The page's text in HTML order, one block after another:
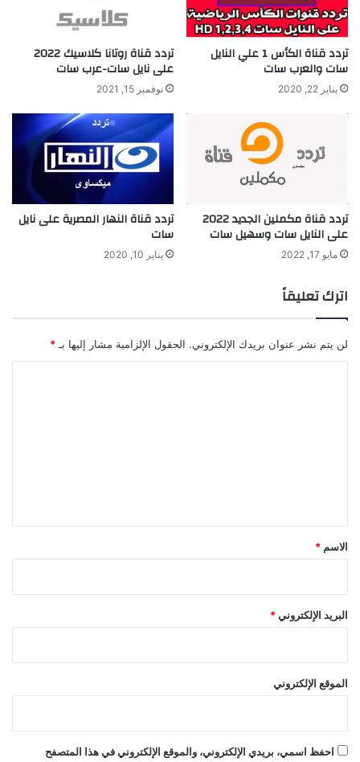
تردد قناة الكأس 1 علي النايل
سات والعرب سات
يناير 22, 2020
تردد قناة روتانا كلاسيك 2022
على نايل سات-عرب سات
نوفمبر 15, 2021
تردد قناة مكملين الجديد 2022
على النايل سات وسهيل سات
مايو 17, 2022
تردد قناة النهار المصرية على نايل
سات
يناير 10, 2020
اترك تعليقاً
لن يتم نشر عنوان بريدك الإلكتروني. الحقول الإلزامية مشار إليها بـ *
*
الاسم *
البريد الإلكتروني *
الموقع الإلكتروني
احفظ اسمي، بريدي الإلكتروني، والموقع الإلكتروني في هذا المتصفح